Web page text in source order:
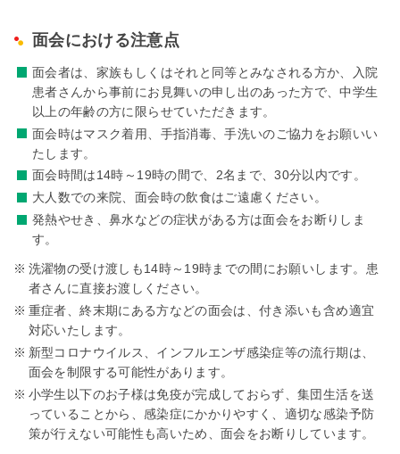
面会における注意点
面会者は、家族もしくはそれと同等とみなされる方か、入院
患者さんから事前にお見舞いの申し出のあった方で、中学生
以上の年齢の方に限らせていただきます。
面会時はマスク着用、手指消毒、手洗いのご協力をお願いい
たします。
面会時間は14時～19時の間で、2名まで、30分以内です。
大人数での来院、面会時の飲食はご遠慮ください。
発熱やせき、鼻水などの症状がある方は面会をお断りしま
す。
洗濯物の受け渡しも14時～19時までの間にお願いします。患
者さんに直接お渡しください。
重症者、終末期にある方などの面会は、付き添いも含め適宜
対応いたします。
新型コロナウイルス、インフルエンザ感染症等の流行期は、
面会を制限する可能性があります。
小学生以下のお子様は免疫が完成しておらず、集団生活を送
っていることから、感染症にかかりやすく、適切な感染予防
策が行えない可能性も高いため、面会をお断りしています。